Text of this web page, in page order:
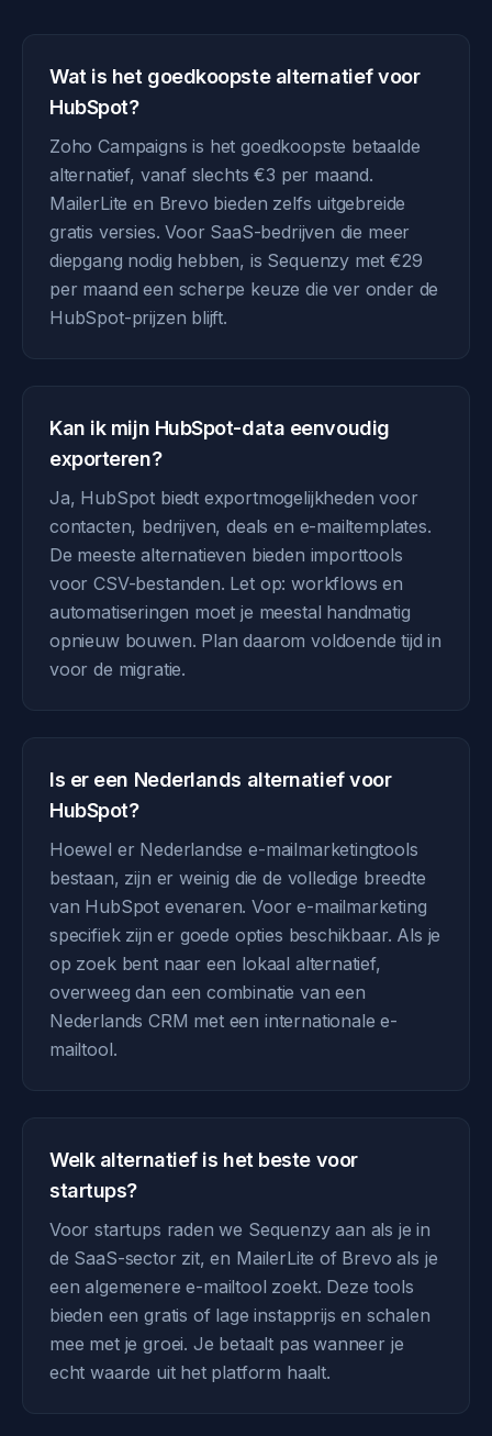
Wat is het goedkoopste alternatief voor
HubSpot?
Zoho Campaigns is het goedkoopste betaalde
alternatief, vanaf slechts €3 per maand.
MailerLite en Brevo bieden zelfs uitgebreide
gratis versies. Voor SaaS-bedrijven die meer
diepgang nodig hebben, is Sequenzy met €29
per maand een scherpe keuze die ver onder de
HubSpot-prijzen blijft.
Kan ik mijn HubSpot-data eenvoudig
exporteren?
Ja, HubSpot biedt exportmogelijkheden voor
contacten, bedrijven, deals en e-mailtemplates.
De meeste alternatieven bieden importtools
voor CSV-bestanden. Let op: workflows en
automatiseringen moet je meestal handmatig
opnieuw bouwen. Plan daarom voldoende tijd in
voor de migratie.
Is er een Nederlands alternatief voor
HubSpot?
Hoewel er Nederlandse e-mailmarketingtools
bestaan, zijn er weinig die de volledige breedte
van HubSpot evenaren. Voor e-mailmarketing
specifiek zijn er goede opties beschikbaar. Als je
op zoek bent naar een lokaal alternatief,
overweeg dan een combinatie van een
Nederlands CRM met een internationale e-
mailtool.
Welk alternatief is het beste voor
startups?
Voor startups raden we Sequenzy aan als je in
de SaaS-sector zit, en MailerLite of Brevo als je
een algemenere e-mailtool zoekt. Deze tools
bieden een gratis of lage instapprijs en schalen
mee met je groei. Je betaalt pas wanneer je
echt waarde uit het platform haalt.